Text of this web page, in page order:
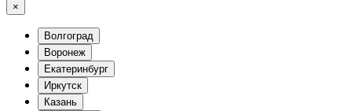
×
Волгоград
Воронеж
Екатеринбург
Иркутск
Казань